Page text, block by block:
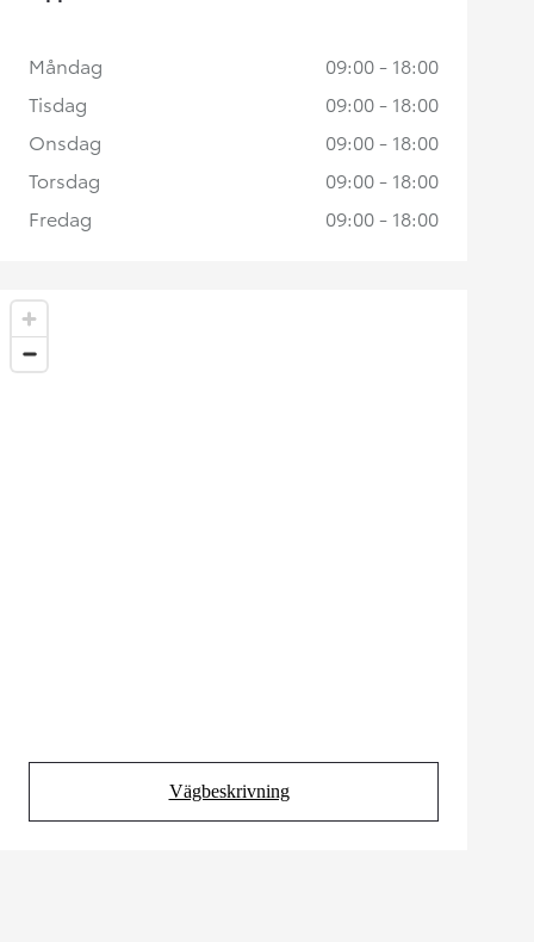
Vägbeskrivning
(Opens in new tab)
Måndag
09:00 - 18:00
Tisdag
09:00 - 18:00
Onsdag
09:00 - 18:00
Torsdag
09:00 - 18:00
Fredag
09:00 - 18:00